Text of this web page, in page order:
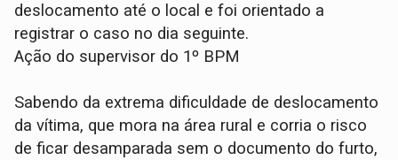
deslocamento até o local e foi orientado a
registrar o caso no dia seguinte.
​Ação do supervisor do 1º BPM
​Sabendo da extrema dificuldade de deslocamento
da vítima, que mora na área rural e corria o risco
de ficar desamparada sem o documento do furto,